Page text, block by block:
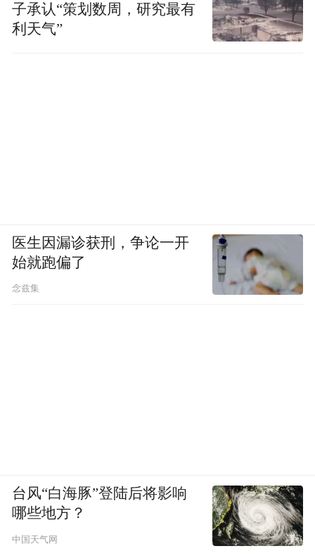
子承认“策划数周，研究最有
利天气”
医生因漏诊获刑，争论一开
始就跑偏了
念兹集
台风“白海豚”登陆后将影响
哪些地方？
中国天气网